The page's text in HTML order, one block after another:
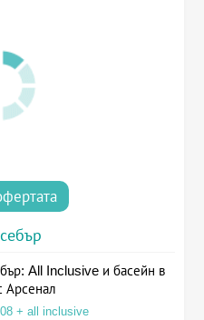
All Inclusive и басейн в
Арсенал
+ all inclusive